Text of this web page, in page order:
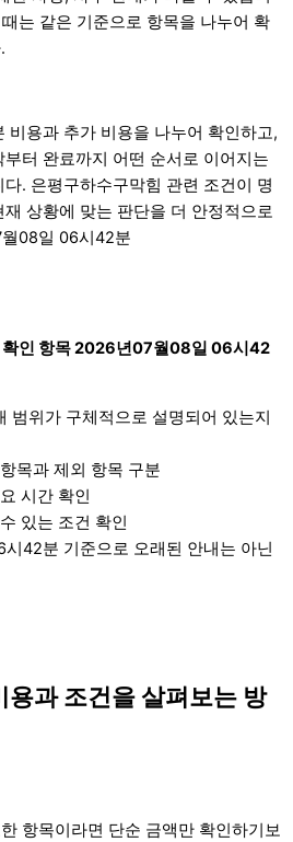
는 같은 기준으로 항목을 나누어 확
비용과 추가 비용을 나누어 확인하고,
터 완료까지 어떤 순서로 이어지는
. 은평구하수구막힘 관련 조건이 명
상황에 맞는 판단을 더 안정적으로
08일 06시42분
확인 항목 2026년07월08일 06시42
범위가 구체적으로 설명되어 있는지
목과 제외 항목 구분
시간 확인
있는 조건 확인
42분 기준으로 오래된 안내는 아닌
용과 조건을 살펴보는 방
항목이라면 단순 금액만 확인하기보